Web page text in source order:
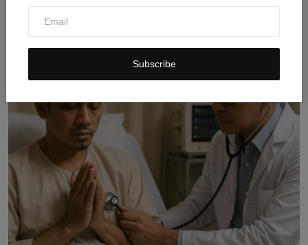
Subscribe
PIONAIR UNEJ Edukasi Pencegahan Penyakit Kulit
Selama K...